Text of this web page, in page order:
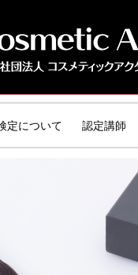
定について 認定講師